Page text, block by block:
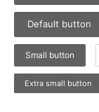
Default button
Small button
Extra small button